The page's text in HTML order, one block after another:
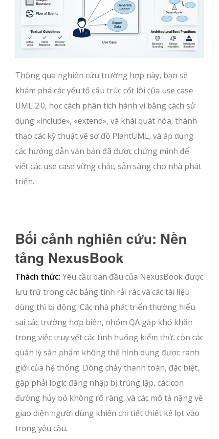
Thông qua nghiên cứu trường hợp này, bạn sẽ
khám phá các yếu tố cấu trúc cốt lõi của use case
UML 2.0, học cách phân tích hành vi bằng cách sử
dụng «include», «extend», và khái quát hóa, thành
thạo các kỹ thuật vẽ sơ đồ PlantUML, và áp dụng
các hướng dẫn văn bản đã được chứng minh để
viết các use case vững chắc, sẵn sàng cho nhà phát
triển.
Bối cảnh nghiên cứu: Nền
tảng NexusBook
Thách thức: Yêu cầu ban đầu của NexusBook được
lưu trữ trong các bảng tính rải rác và các tài liệu
dùng thì bị động. Các nhà phát triển thường hiểu
sai các trường hợp biên, nhóm QA gặp khó khăn
trong việc truy vết các tình huống kiểm thử, còn các
quản lý sản phẩm không thể hình dung được ranh
giới của hệ thống. Dòng chảy thanh toán, đặc biệt,
gặp phải logic đăng nhập bị trùng lặp, các con
đường hủy bỏ không rõ ràng, và các mô tả nặng về
giao diện người dùng khiến chi tiết thiết kế lọt vào
trong yêu cầu.